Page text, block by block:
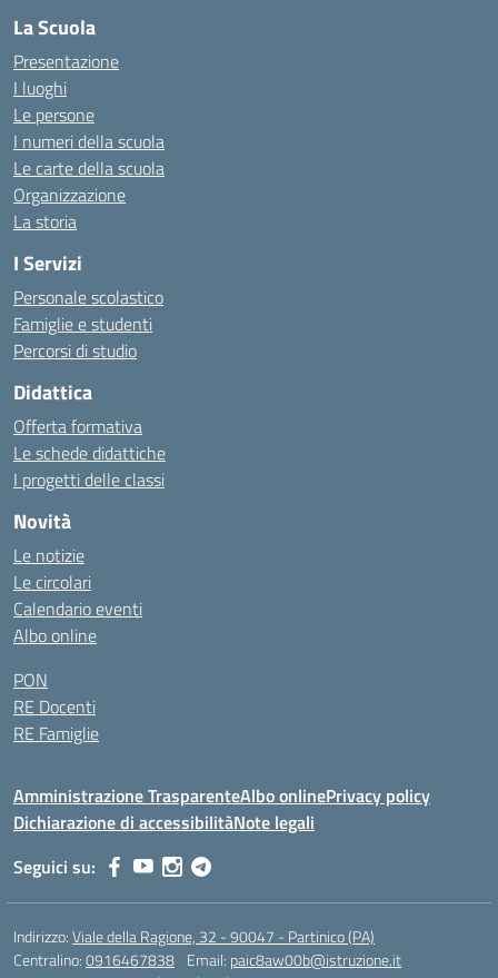
La Scuola
Presentazione
I luoghi
Le persone
I numeri della scuola
Le carte della scuola
Organizzazione
La storia
I Servizi
Personale scolastico
Famiglie e studenti
Percorsi di studio
Didattica
Offerta formativa
Le schede didattiche
I progetti delle classi
Novità
Le notizie
Le circolari
Calendario eventi
Albo online
PON
RE Docenti
RE Famiglie
Amministrazione TrasparenteAlbo onlinePrivacy policy
Dichiarazione di accessibilitàNote legali
Seguici su:
Indirizzo:Viale della Ragione, 32 - 90047 - Partinico (PA)
Centralino:0916467838 Email: paic8aw00b@istruzione.it